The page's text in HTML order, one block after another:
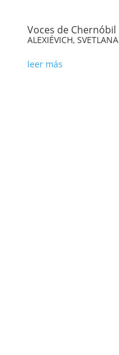
Voces de Chernóbil
ALEXIÉVICH, SVETLANA
leer más